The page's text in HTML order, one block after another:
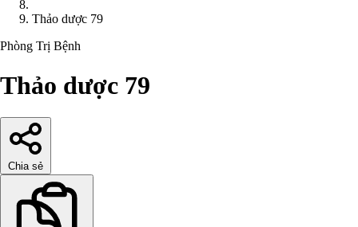
Thảo dược 79
Phòng Trị Bệnh
Thảo dược 79
Chia sẻ